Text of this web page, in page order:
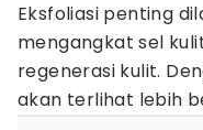
Eksfoliasi penting
mengangkat sel
regenerasi kulit.
akan terlihat lebih